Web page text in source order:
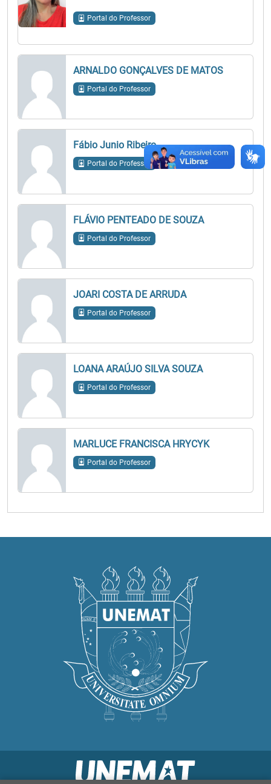
Portal do Professor
ARNALDO GONÇALVES DE MATOS
Portal do Professor
Fábio Junio Ribeiro
Portal do Professor
FLÁVIO PENTEADO DE SOUZA
Portal do Professor
JOARI COSTA DE ARRUDA
Portal do Professor
LOANA ARAÚJO SILVA SOUZA
Portal do Professor
MARLUCE FRANCISCA HRYCYK
Portal do Professor